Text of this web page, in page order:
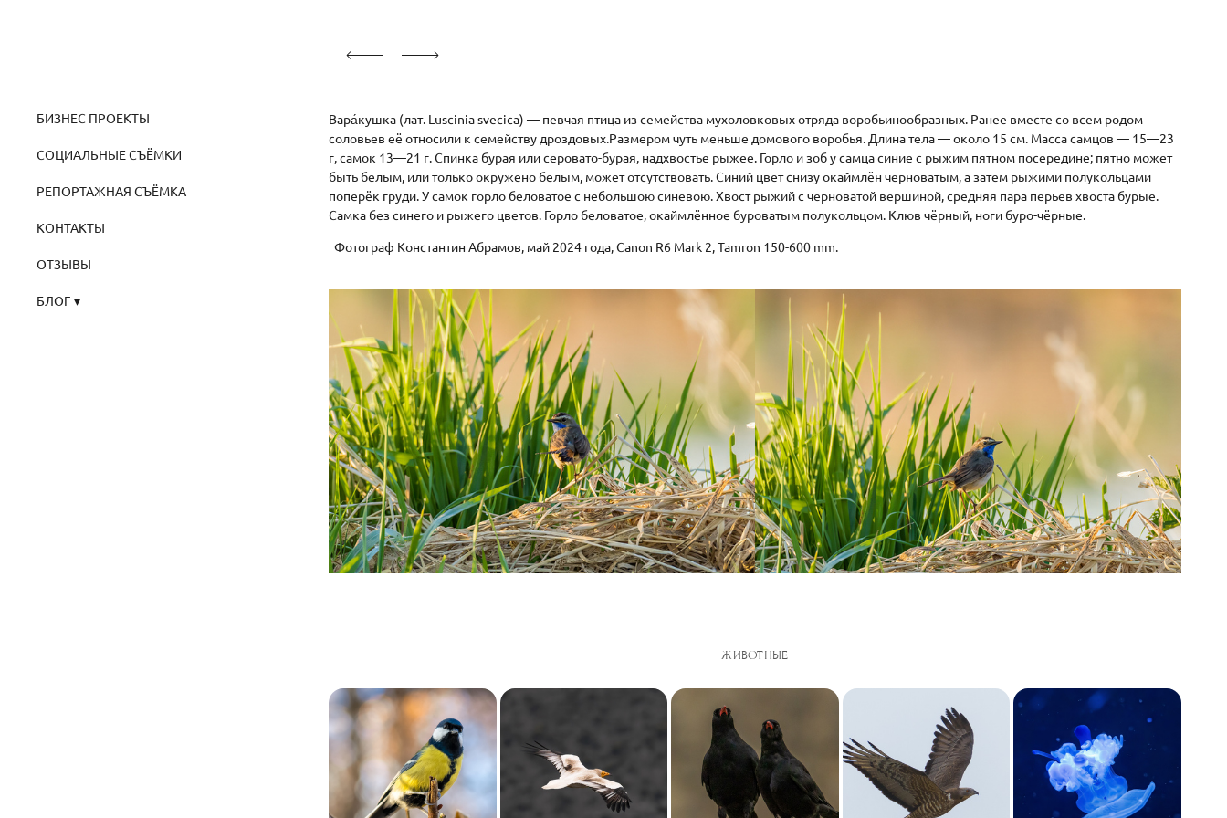
БИЗНЕС ПРОЕКТЫ
СОЦИАЛЬНЫЕ СЪЁМКИ
РЕПОРТАЖНАЯ СЪЁМКА
КОНТАКТЫ
ОТЗЫВЫ
БЛОГ
Вара́кушка (лат. Luscinia svecica) — певчая птица из семейства мухоловковых отряда воробьинообразных. Ранее вместе со всем родом
соловьев её относили к семейству дроздовых.Размером чуть меньше домового воробья. Длина тела — около 15 см. Масса самцов — 15—23
г, самок 13—21 г. Спинка бурая или серовато-бурая, надхвостье рыжее. Горло и зоб у самца синие с рыжим пятном посередине; пятно может
быть белым, или только окружено белым, может отсутствовать. Синий цвет снизу окаймлён черноватым, а затем рыжими полукольцами
поперёк груди. У самок горло беловатое с небольшою синевою. Хвост рыжий с черноватой вершиной, средняя пара перьев хвоста бурые.
Самка без синего и рыжего цветов. Горло беловатое, окаймлённое буроватым полукольцом. Клюв чёрный, ноги буро-чёрные.
Фотограф Константин Абрамов, май 2024 года, Canon R6 Mark 2, Tamron 150-600 mm.
ЖИВОТНЫЕ